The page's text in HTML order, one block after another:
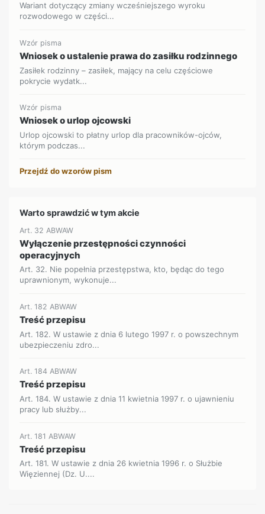
Wariant dotyczący zmiany wcześniejszego wyroku
rozwodowego w części...
Wzór pisma
Wniosek o ustalenie prawa do zasiłku rodzinnego
Zasiłek rodzinny – zasiłek, mający na celu częściowe
pokrycie wydatk...
Wzór pisma
Wniosek o urlop ojcowski
Urlop ojcowski to płatny urlop dla pracowników-ojców,
którym podczas...
Przejdź do wzorów pism
Warto sprawdzić w tym akcie
Art. 32 ABWAW
Wyłączenie przestępności czynności
operacyjnych
Art. 32. Nie popełnia przestępstwa, kto, będąc do tego
uprawnionym, wykonuje...
Art. 182 ABWAW
Treść przepisu
Art. 182. W ustawie z dnia 6 lutego 1997 r. o powszechnym
ubezpieczeniu zdro...
Art. 184 ABWAW
Treść przepisu
Art. 184. W ustawie z dnia 11 kwietnia 1997 r. o ujawnieniu
pracy lub służby...
Art. 181 ABWAW
Treść przepisu
Art. 181. W ustawie z dnia 26 kwietnia 1996 r. o Służbie
Więziennej (Dz. U....